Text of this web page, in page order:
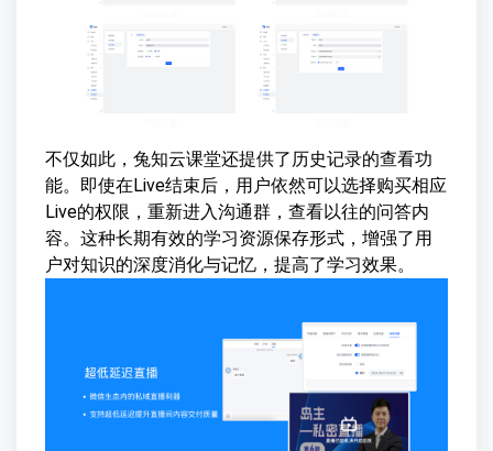
不仅如此，兔知云课堂还提供了历史记录的查看功
能。即使在Live结束后，用户依然可以选择购买相应
Live的权限，重新进入沟通群，查看以往的问答内
容。这种长期有效的学习资源保存形式，增强了用
户对知识的深度消化与记忆，提高了学习效果。